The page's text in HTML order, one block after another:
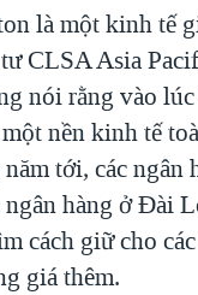
là một kinh tế
CLSA Asia
nói rằng vào
nền kinh tế
tới, các ngân
ngân hàng ở Đài
cách giữ cho
giá thêm.